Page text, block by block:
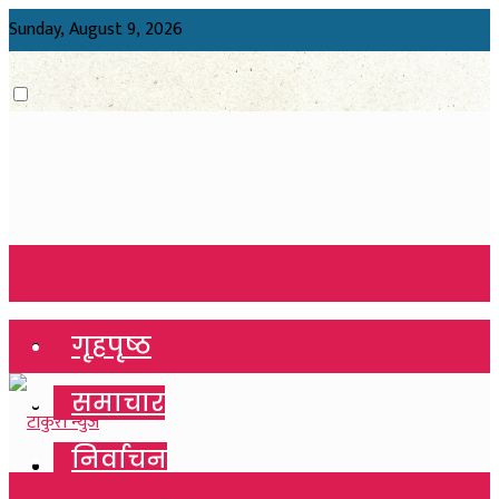
Sunday, August 9, 2026
गृहपृष्ठ
समाचार
निर्वाचन
गृहपृष्ठ
समाचार
निर्वाचन